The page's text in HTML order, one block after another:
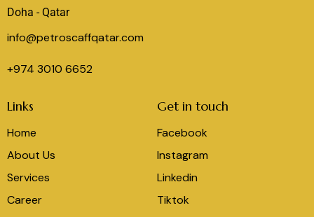
Doha - Qatar
info@petroscaffqatar.com
+974 3010 6652
Links
Home
About Us
Services
Career
Get in touch
Facebook
Instagram
Linkedin
Tiktok